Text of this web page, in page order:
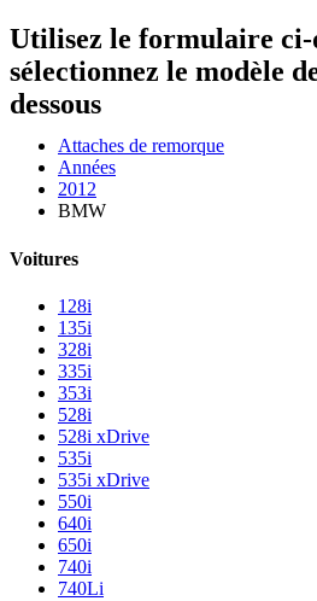
Utilisez le formulaire ci-
sélectionnez le modèle
dessous
Attaches de remorque
Années
2012
BMW
Voitures
128i
135i
328i
335i
353i
528i
528i xDrive
535i
535i xDrive
550i
640i
650i
740i
740Li